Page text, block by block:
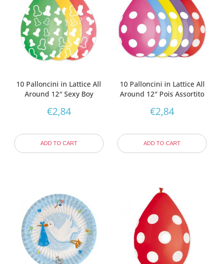
10 Palloncini in Lattice All
Around 12″ Sexy Boy
€2,84
ADD TO CART
10 Palloncini in Lattice All
Around 12″ Pois Assortito
€2,84
ADD TO CART